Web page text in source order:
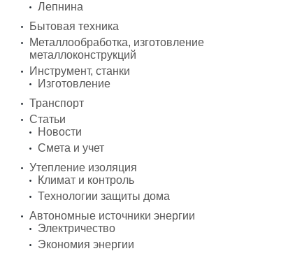
Лепнина
Бытовая техника
Металлообработка, изготовление
металлоконструкций
Инструмент, станки
Изготовление
Транспорт
Статьи
Новости
Смета и учет
Утепление изоляция
Климат и контроль
Технологии защиты дома
Автономные источники энергии
Электричество
Экономия энергии